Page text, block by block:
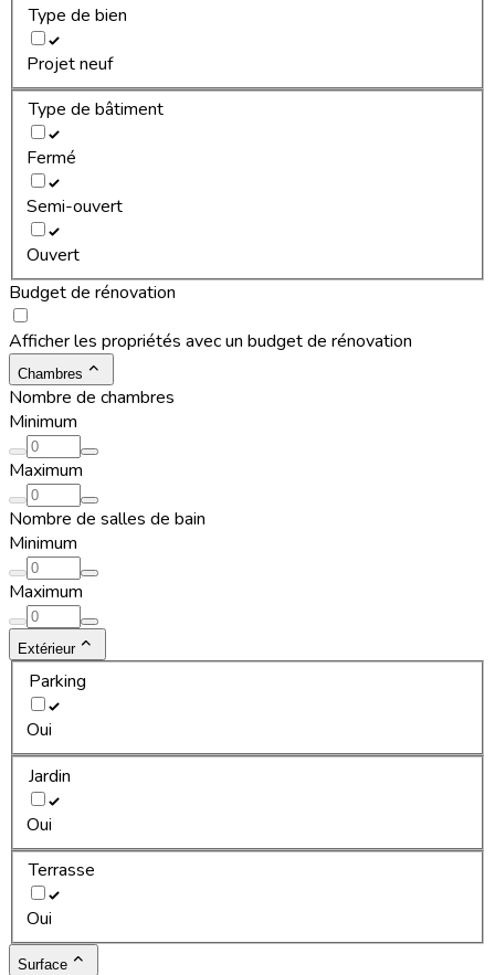
Type de bien
Projet neuf
Type de bâtiment
Fermé
Semi-ouvert
Ouvert
Budget de rénovation
Afficher les propriétés avec un budget de rénovation
Chambres
Nombre de chambres
Minimum
Maximum
Nombre de salles de bain
Minimum
Maximum
Extérieur
Parking
Oui
Jardin
Oui
Terrasse
Oui
Surface